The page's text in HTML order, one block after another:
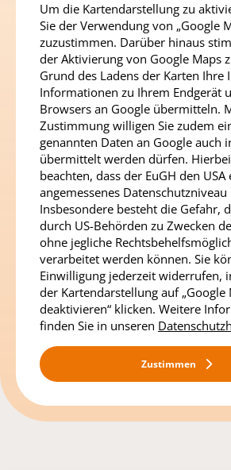
Um die Kartendarstellung zu
Sie der Verwendung von „Google
zuzustimmen. Darüber hinaus
der Aktivierung von Google Maps
Grund des Ladens der Karten Ihre
Informationen zu Ihrem Endgerät
Browsers an Google übermitteln.
Zustimmung willigen Sie zudem
genannten Daten an Google auch
übermittelt werden dürfen.
beachten, dass der EuGH den
angemessenes
Insbesondere besteht die Gefahr,
durch US-Behörden zu Zwecken
ohne jegliche
verarbeitet werden können. Sie
Einwilligung jederzeit widerrufen,
der Kartendarstellung auf „Google
deaktivieren“ klicken. Weitere
finden Sie in unseren
Zustimmen